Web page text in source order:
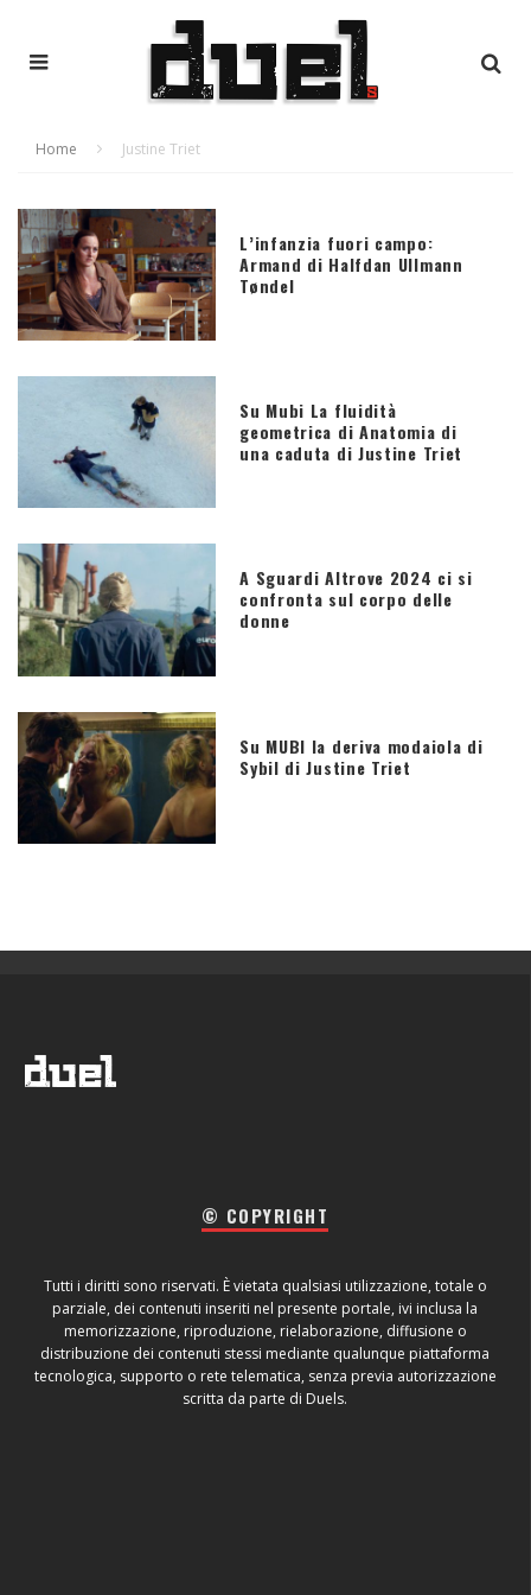
Home Justine Triet
L’infanzia fuori campo:
Armand di Halfdan Ullmann
Tøndel
Su Mubi La fluidità
geometrica di Anatomia di
una caduta di Justine Triet
A Sguardi Altrove 2024 ci si
confronta sul corpo delle
donne
Su MUBI la deriva modaiola di
Sybil di Justine Triet
© COPYRIGHT
Tutti i diritti sono riservati. È vietata qualsiasi utilizzazione, totale o
parziale, dei contenuti inseriti nel presente portale, ivi inclusa la
memorizzazione, riproduzione, rielaborazione, diffusione o
distribuzione dei contenuti stessi mediante qualunque piattaforma
tecnologica, supporto o rete telematica, senza previa autorizzazione
scritta da parte di Duels.